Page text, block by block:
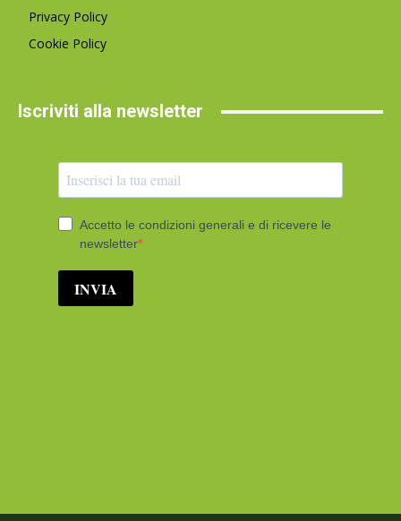
Privacy Policy
Cookie Policy
Iscriviti alla newsletter